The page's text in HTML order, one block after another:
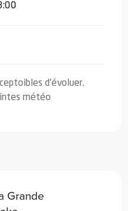
d'évoluer.
météo
Grande